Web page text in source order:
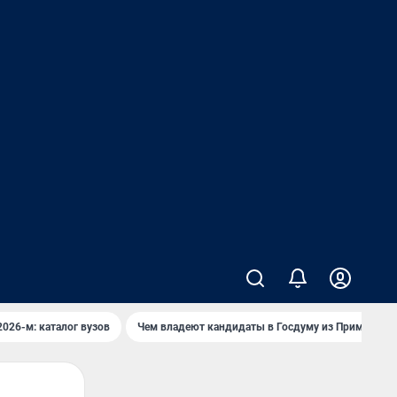
м: каталог вузов Чем владеют кандидаты в Госдуму из Приморья